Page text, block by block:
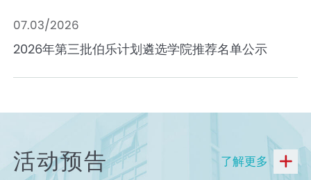
07.03/2026
2026年第三批伯乐计划遴选学院推荐名单公示
活动预告 了解更多